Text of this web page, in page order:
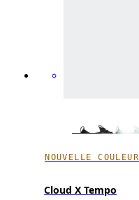
NOUVELLE COULEUR
Cloud X Tempo